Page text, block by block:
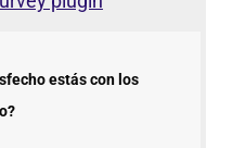
estás con los